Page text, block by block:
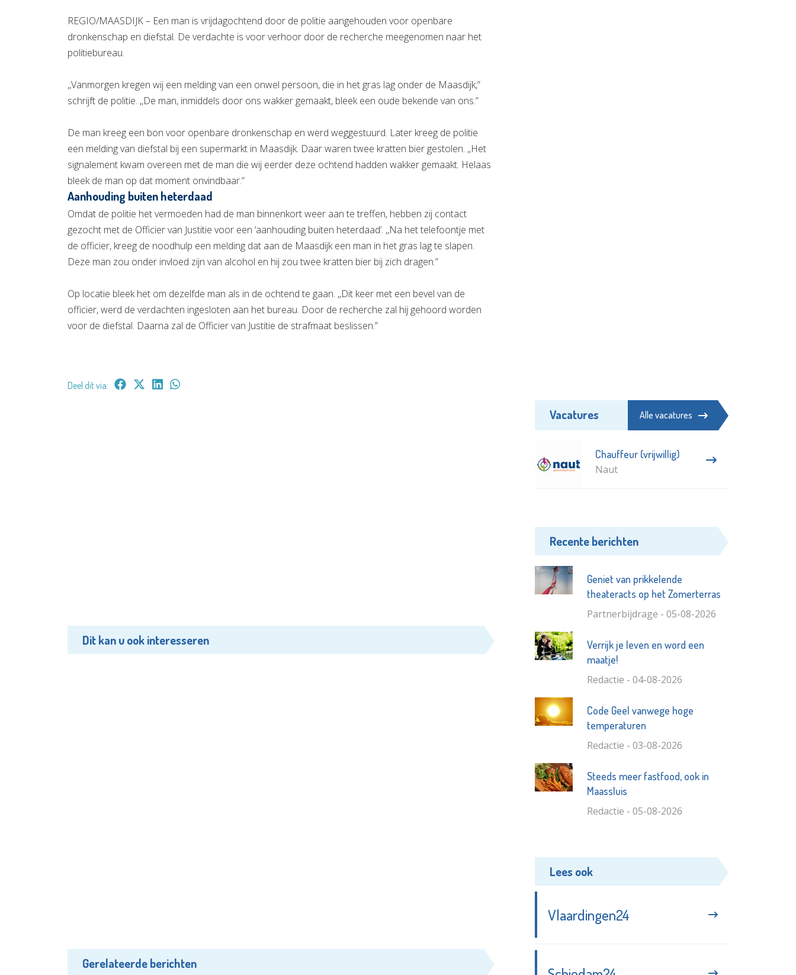
REGIO/MAASDIJK – Een man is vrijdagochtend door de politie aangehouden voor openbare
dronkenschap en diefstal. De verdachte is voor verhoor door de recherche meegenomen naar het
politiebureau.
,,Vanmorgen kregen wij een melding van een onwel persoon, die in het gras lag onder de Maasdijk,”
schrijft de politie. ,,De man, inmiddels door ons wakker gemaakt, bleek een oude bekende van ons.”
De man kreeg een bon voor openbare dronkenschap en werd weggestuurd. Later kreeg de politie
een melding van diefstal bij een supermarkt in Maasdijk. Daar waren twee kratten bier gestolen. ,,Het
signalement kwam overeen met de man die wij eerder deze ochtend hadden wakker gemaakt. Helaas
bleek de man op dat moment onvindbaar.”
Aanhouding buiten heterdaad
Omdat de politie het vermoeden had de man binnenkort weer aan te treffen, hebben zij contact
gezocht met de Officier van Justitie voor een ‘aanhouding buiten heterdaad’. ,,Na het telefoontje met
de officier, kreeg de noodhulp een melding dat aan de Maasdijk een man in het gras lag te slapen.
Deze man zou onder invloed zijn van alcohol en hij zou twee kratten bier bij zich dragen.”
Op locatie bleek het om dezelfde man als in de ochtend te gaan. ,,Dit keer met een bevel van de
officier, werd de verdachten ingesloten aan het bureau. Door de recherche zal hij gehoord worden
voor de diefstal. Daarna zal de Officier van Justitie de strafmaat beslissen.”
Deel dit via:
Dit kan u ook interesseren
Gerelateerde berichten
Vacatures Alle vacatures
Chauffeur (vrijwillig)
Naut
Recente berichten
Geniet van prikkelende
theateracts op het Zomerterras
Partnerbijdrage - 05-08-2026
Verrijk je leven en word een
maatje!
Redactie - 04-08-2026
Code Geel vanwege hoge
temperaturen
Redactie - 03-08-2026
Steeds meer fastfood, ook in
Maassluis
Redactie - 05-08-2026
Lees ook
Vlaardingen24